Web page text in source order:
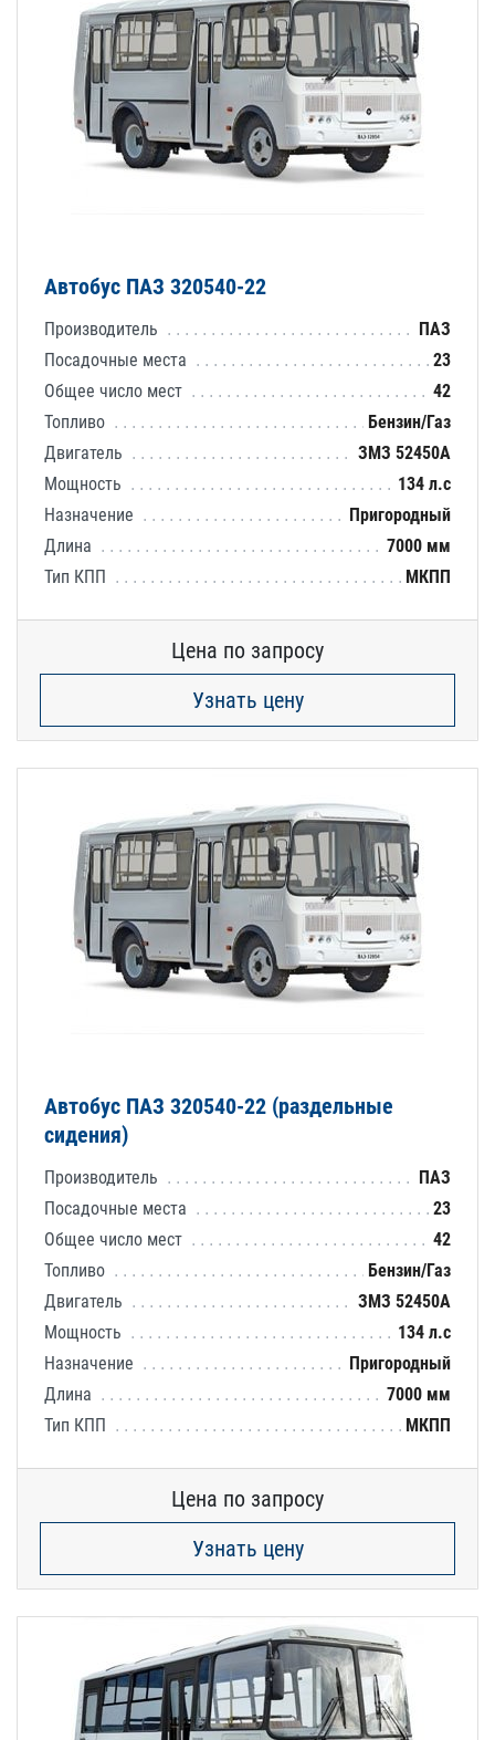
Автобус ПАЗ 320540-22
Производитель
ПАЗ
Посадочные места
23
Общее число мест
42
Топливо
Бензин/Газ
Двигатель
ЗМЗ 52450А
Мощность
134 л.с
Назначение
Пригородный
Длина
7000 мм
Тип КПП
МКПП
Цена по запросу
Узнать цену
Автобус ПАЗ 320540-22 (раздельные
сидения)
Производитель
ПАЗ
Посадочные места
23
Общее число мест
42
Топливо
Бензин/Газ
Двигатель
ЗМЗ 52450А
Мощность
134 л.с
Назначение
Пригородный
Длина
7000 мм
Тип КПП
МКПП
Цена по запросу
Узнать цену